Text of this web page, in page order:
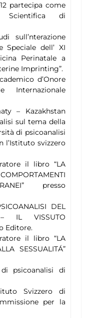
partecipa come
Scientifica di
sull’nterazione
Speciale dell’ XI
Perinatale a
Imprinting”.
d’Onore
Internazionale
– Kazakhstan
sul tema della
di psicoanalisi
l’Istituto svizzero
il libro “LA
presso
DEL
– IL VISSUTO
Editore.
il libro “LA
SESSUALITÁ”
psicoanalisi di
Svizzero di
per la